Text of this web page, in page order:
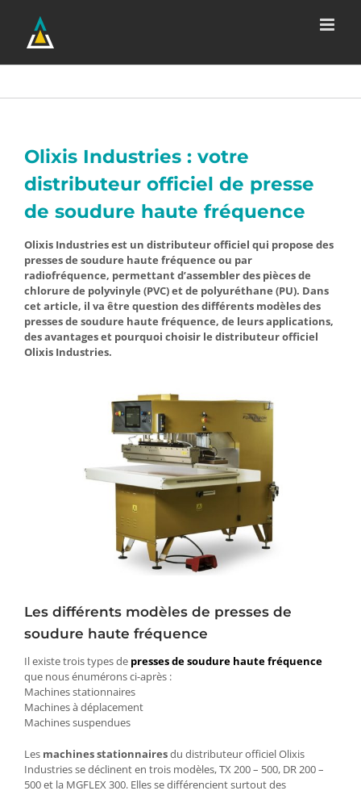
contenu
Olixis Industries : votre
distributeur officiel de presse
de soudure haute fréquence
Olixis Industries est un distributeur officiel qui propose des
presses de soudure haute fréquence ou par
radiofréquence, permettant d’assembler des pièces de
chlorure de polyvinyle (PVC) et de polyuréthane (PU). Dans
cet article, il va être question des différents modèles des
presses de soudure haute fréquence, de leurs applications,
des avantages et pourquoi choisir le distributeur officiel
Olixis Industries.
Les différents modèles de presses de
soudure haute fréquence
Il existe trois types de presses de soudure haute fréquence
que nous énumérons ci-après :
Machines stationnaires
Machines à déplacement
Machines suspendues
Les machines stationnairesdu distributeur officiel Olixis
Industries se déclinent en trois modèles, TX 200 – 500, DR 200 –
500 et la MGFLEX 300. Elles se différencient surtout des